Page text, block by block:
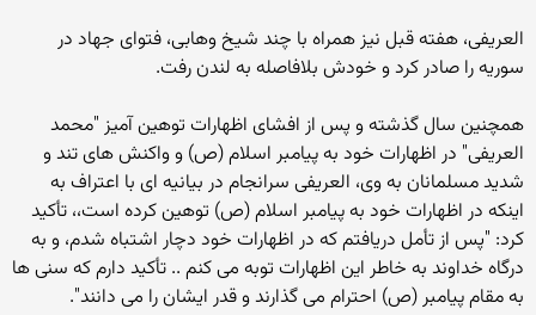
العریفی، هفته قبل نیز همراه با چند شیخ وهابی، فتوای جهاد در
سوریه را صادر کرد و خودش بلافاصله به لندن رفت.
همچنین سال گذشته و پس از افشای اظهارات توهین آمیز "محمد
العریفی" در اظهارات خود به پیامبر اسلام (ص) و واکنش های تند و
شدید مسلمانان به وی، العریفی سرانجام در بیانیه ای با اعتراف به
اینکه در اظهارات خود به پیامبر اسلام (ص) توهین کرده است،، تأکید
کرد: "پس از تأمل دریافتم که در اظهارات خود دچار اشتباه شدم، و به
درگاه خداوند به خاطر این اظهارات توبه می کنم .. تأکید دارم که سنی ها
به مقام پیامبر (ص) احترام می گذارند و قدر ایشان را می دانند".